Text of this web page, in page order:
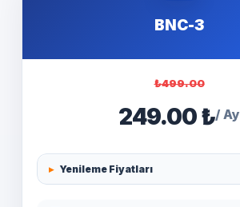
BNC-3
₺499.00
249.00 ₺/ Ay
Yenileme Fiyatları